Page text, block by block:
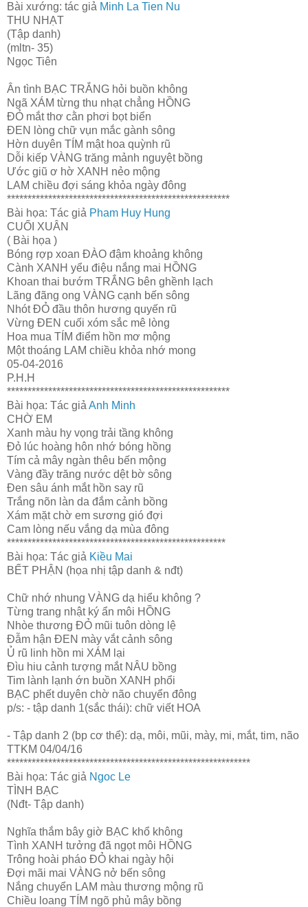
Bài xướng: tác giả Minh La Tien Nu
THU NHẠT
(Tập danh)
(mltn- 35)
Ngọc Tiên
Ân tình BẠC TRẮNG hỏi buồn không
Ngã XÁM từng thu nhạt chẳng HỒNG
ĐỎ mắt thơ cằn phơi bọt biển
ĐEN lòng chữ vụn mắc gành sông
Hờn duyên TÍM mật hoa quỳnh rũ
Dỗi kiếp VÀNG trăng mảnh nguyệt bồng
Ước giũ ơ hờ XANH nẻo mộng
LAM chiều đợi sáng khỏa ngày đông
******************************************************
Bài họa: Tác giả Pham Huy Hung
CUỐI XUÂN
( Bài họa )
Bóng rợp xoan ĐÀO đậm khoảng không
Cành XANH yểu điệu nắng mai HỒNG
Khoan thai bướm TRẮNG bên ghềnh lạch
Lãng đãng ong VÀNG cạnh bến sông
Nhót ĐỎ đầu thôn hương quyến rũ
Vừng ĐEN cuối xóm sắc mê lòng
Hoa mua TÍM điểm hồn mơ mộng
Một thoáng LAM chiều khỏa nhớ mong
05-04-2016
P.H.H
******************************************************
Bài họa: Tác giả Anh Minh
CHỜ EM
Xanh màu hy vọng trải tầng không
Đỏ lúc hoàng hôn nhớ bóng hồng
Tím cả mây ngàn thêu bến mộng
Vàng đầy trăng nước dệt bờ sông
Đen sâu ánh mắt hồn say rũ
Trắng nõn làn da đắm cảnh bồng
Xám mặt chờ em sương gió đợi
Cam lòng nếu vắng dạ mùa đông
*****************************************************
Bài họa: Tác giả Kiều Mai
BẾT PHẬN (họa nhị tập danh & nđt)
Chữ nhớ nhung VÀNG dạ hiểu không ?
Từng trang nhật ký ẩn môi HỒNG
Nhòe thương ĐỎ mũi tuôn dòng lệ
Đẫm hận ĐEN mày vắt cảnh sông
Ủ rũ linh hồn mi XÁM lại
Đìu hiu cảnh tượng mắt NÂU bồng
Tim lành lạnh ớn buồn XANH phổi
BẠC phết duyên chờ não chuyển đông
p/s: - tập danh 1(sắc thái): chữ viết HOA
- Tập danh 2 (bp cơ thể): dạ, môi, mũi, mày, mi, mắt, tim, não
TTKM 04/04/16
***********************************************************
Bài họa: Tác giả Ngoc Le
TÌNH BẠC
(Nđt- Tập danh)
Nghĩa thắm bây giờ BẠC khổ không
Tình XANH tưởng đã ngọt môi HỒNG
Trông hoài pháo ĐỎ khai ngày hội
Đợi mãi mai VÀNG nở bến sông
Nắng chuyển LAM màu thương mộng rũ
Chiều loang TÍM ngõ phủ mây bồng